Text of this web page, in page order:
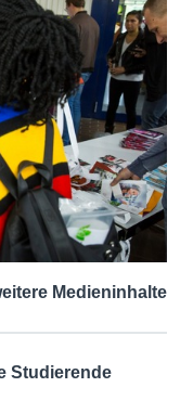
Medieninhalte
Studierende